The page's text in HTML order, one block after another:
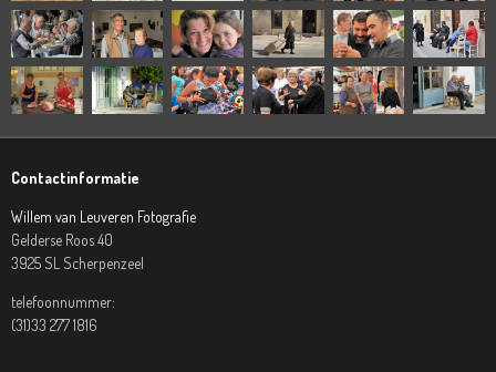
Contactinformatie
Willem van Leuveren Fotografie
Gelderse Roos 40
3925 SL Scherpenzeel
telefoonnummer:
(31)33 277 1816